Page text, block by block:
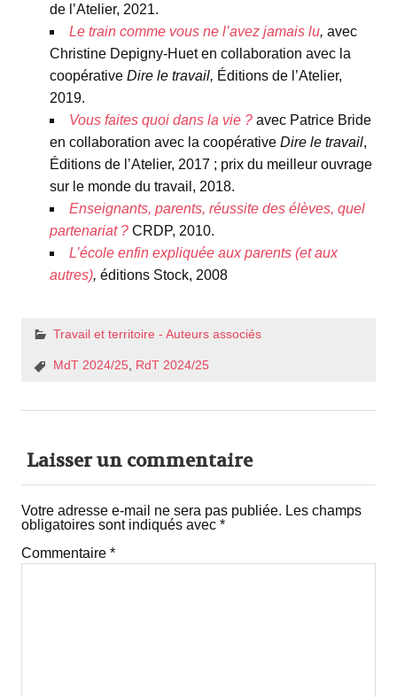
de l’Atelier, 2021.
Le train comme vous ne l’avez jamais lu, avec
Christine Depigny-Huet en collaboration avec la
coopérative Dire le travail, Éditions de l’Atelier,
2019.
Vous faites quoi dans la vie ? avec Patrice Bride
en collaboration avec la coopérative Dire le travail,
Éditions de l’Atelier, 2017 ; prix du meilleur ouvrage
sur le monde du travail, 2018.
Enseignants, parents, réussite des élèves, quel
partenariat ? CRDP, 2010.
L’école enfin expliquée aux parents (et aux
autres), éditions Stock, 2008
Travail et territoire - Auteurs associés
MdT 2024/25 RdT 2024/25
Laisser un commentaire
Votre adresse e-mail ne sera pas publiée. Les champs
obligatoires sont indiqués avec *
Commentaire *